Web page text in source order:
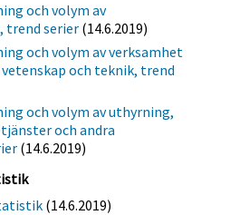
och volym av
trend serier(14.6.2019)
och volym av verksamhet
och teknik, trend
och volym av uthyrning,
och andra
(14.6.2019)
(14.6.2019)